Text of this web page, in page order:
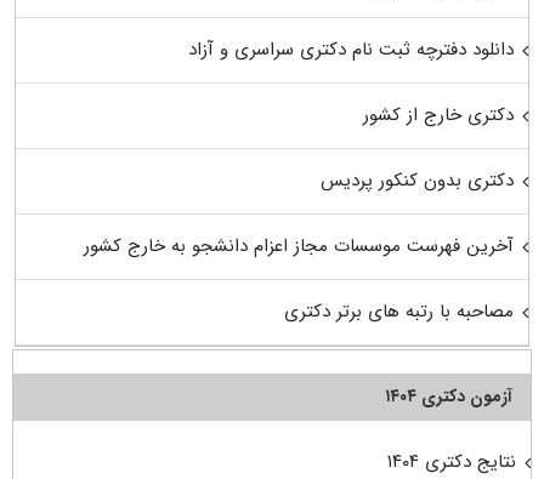
دانلود دفترچه ثبت نام دکتری سراسری و آزاد
دکتری خارج از کشور
دکتری بدون کنکور پردیس
آخرین فهرست موسسات مجاز اعزام دانشجو به خارج کشور
مصاحبه با رتبه های برتر دکتری
آزمون دکتری ۱۴۰۴
نتایج دکتری ۱۴۰۴